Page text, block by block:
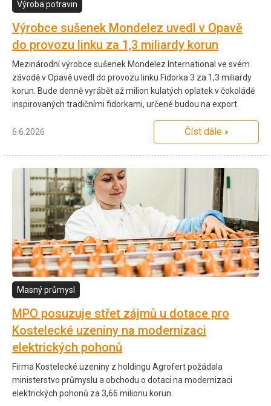
Výroba potravin
Výrobce sušenek Mondelez uvedl v Opavě
do provozu linku za 1,3 miliardy korun
Mezinárodní výrobce sušenek Mondelez International ve svém
závodě v Opavě uvedl do provozu linku Fidorka 3 za 1,3 miliardy
korun. Bude denně vyrábět až milion kulatých oplatek v čokoládě
inspirovaných tradičními fidorkami, určené budou na export.
6.6.2026 Číst dále
Masný průmysl
MPO posuzuje střet zájmů u dotace pro
Kostelecké uzeniny na modernizaci
elektrických pohonů
Firma Kostelecké uzeniny z holdingu Agrofert požádala
ministerstvo průmyslu a obchodu o dotaci na modernizaci
elektrických pohonů za 3,66 milionu korun.